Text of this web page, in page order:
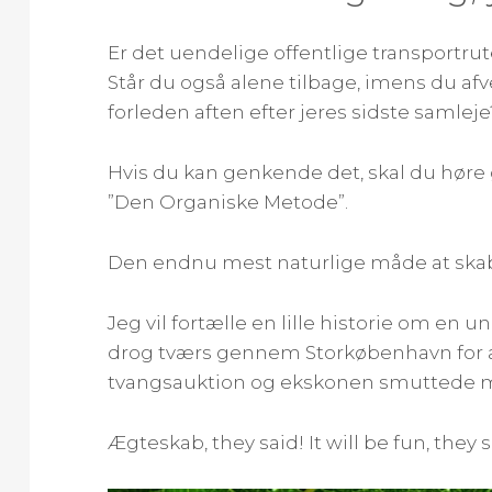
Er det uendelige offentlige
Står du også alene tilbage, imens du
forleden aften efter jeres sidste
Hvis du kan genkende det, skal du
”Den Organiske Metode”.
Den endnu mest naturlige måde at
Jeg vil fortælle en lille historie om en
drog tværs gennem Storkøbenhavn for
tvangsauktion og ekskonen smuttede
Ægteskab, they said! It will be fun, they